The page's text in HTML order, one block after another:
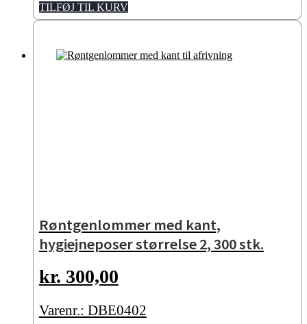
TILFØJ TIL KURV
Røntgenlommer med kant,
hygiejneposer størrelse 2, 300 stk.
kr. 300,00
Varenr.: DBE0402